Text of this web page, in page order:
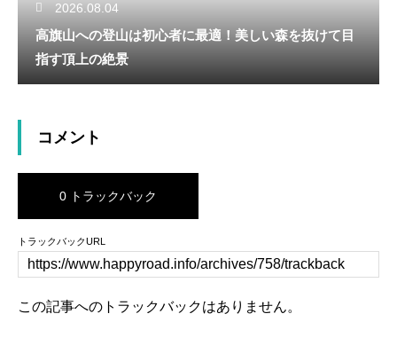
2026.08.04
高旗山への登山は初心者に最適！美しい森を抜けて目
指す頂上の絶景
コメント
0 トラックバック
トラックバックURL
この記事へのトラックバックはありません。